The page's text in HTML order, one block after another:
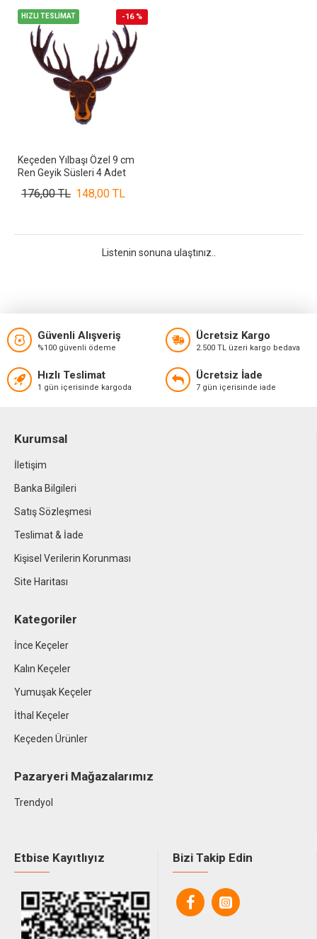
HIZLI TESLİMAT -16 %
Keçeden Yılbaşı Özel 9 cm
Ren Geyik Süsleri 4 Adet
148,00 TL
176,00 TL
Listenin sonuna ulaştınız..
Güvenli Alışveriş
%100 güvenli ödeme
Ücretsiz Kargo
2.500 TL üzeri kargo bedava
Hızlı Teslimat
1 gün içerisinde kargoda
Ücretsiz İade
7 gün içerisinde iade
Kurumsal
İletişim
Banka Bilgileri
Satış Sözleşmesi
Teslimat & İade
Kişisel Verilerin Korunması
Site Haritası
Kategoriler
İnce Keçeler
Kalın Keçeler
Yumuşak Keçeler
İthal Keçeler
Keçeden Ürünler
Pazaryeri Mağazalarımız
Trendyol
Etbise Kayıtlıyız Bizi Takip Edin